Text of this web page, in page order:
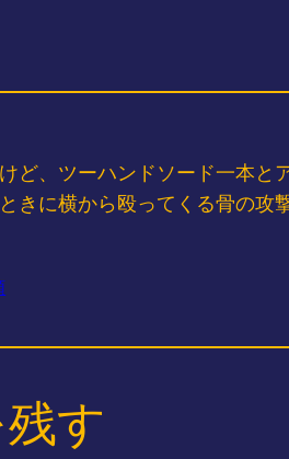
ど、ツーハンドソード一本
きに横から殴ってくる骨の
す